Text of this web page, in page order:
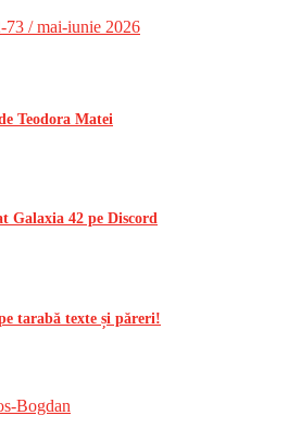
Teodora Matei
Galaxia 42 pe Discord
tarabă texte și păreri!